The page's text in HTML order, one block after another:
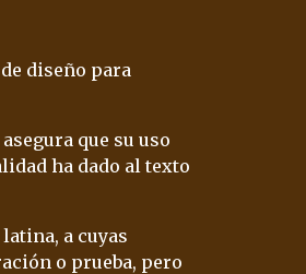
de diseño para
que su uso
latina, a cuyas
o prueba, pero